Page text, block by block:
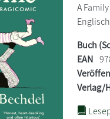
A
Buch
EAN
Verlag/